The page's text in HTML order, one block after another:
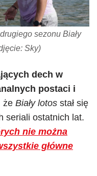
sezonu Biały
Sky)
dech w
postaci i
że Biały lotos stał się
seriali ostatnich lat.
nie można
główne